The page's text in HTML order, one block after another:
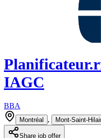
IAGC
BBA
Montréal , Mont-Saint-
Share job offer